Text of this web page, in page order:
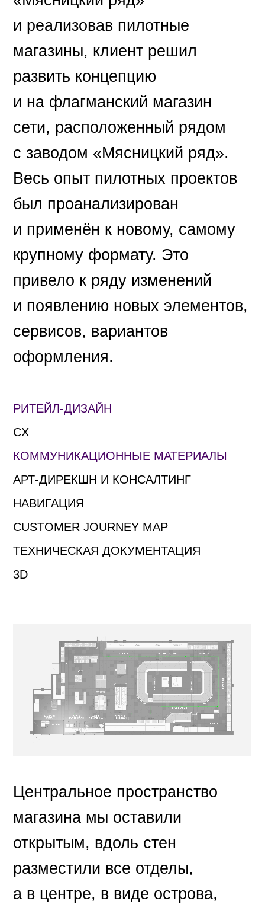
и реализовав пилотные
магазины, клиент решил
развить концепцию
и на флагманский магазин
сети, расположенный рядом
с заводом «Мясницкий ряд».
Весь опыт пилотных проектов
был проанализирован
и применён к новому, самому
крупному формату. Это
привело к ряду изменений
и появлению новых элементов,
сервисов, вариантов
оформления.
РИТЕЙЛ-ДИЗАЙН
CX
КОММУНИКАЦИОННЫЕ МАТЕРИАЛЫ
АРТ-ДИРЕКШН И КОНСАЛТИНГ
НАВИГАЦИЯ
CUSTOMER JOURNEY MAP
ТЕХНИЧЕСКАЯ ДОКУМЕНТАЦИЯ
3D
Центральное пространство
магазина мы оставили
открытым, вдоль стен
разместили все отделы,
а в центре, в виде острова,